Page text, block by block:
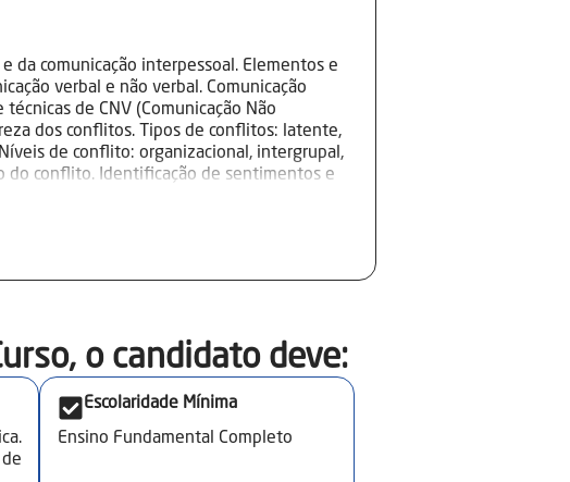
da comunicação interpessoal. Elementos e
verbal e não verbal. Comunicação
de CNV (Comunicação Não
dos conflitos. Tipos de conflitos: latente,
de conflito: organizacional, intergrupal,
do conflito. Identificação de sentimentos e
arbitragem e conciliação. Técnicas
o candidato deve:​
Escolaridade Mínima
Ensino Fundamental Completo